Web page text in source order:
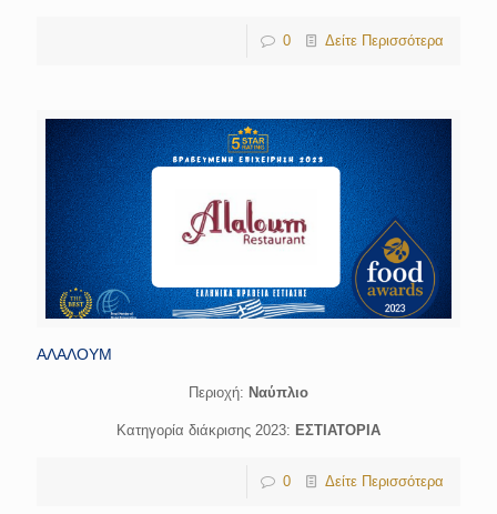
0 Δείτε Περισσότερα
ΑΛΑΛΟΥΜ
Περιοχή: Ναύπλιο
Κατηγορία διάκρισης 2023: ΕΣΤΙΑΤΟΡΙΑ
0 Δείτε Περισσότερα